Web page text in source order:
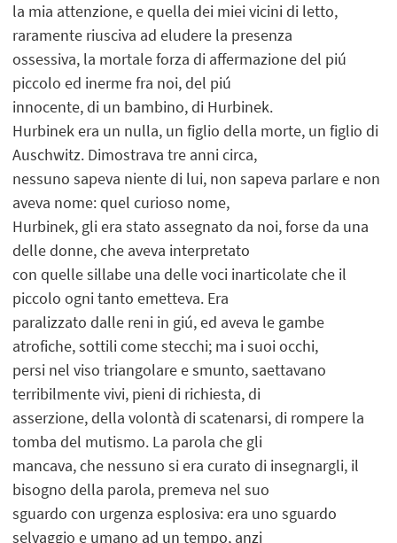
la mia attenzione, e quella dei miei vicini di letto,
raramente riusciva ad eludere la presenza
ossessiva, la mortale forza di affermazione del piú
piccolo ed inerme fra noi, del piú
innocente, di un bambino, di Hurbinek.
Hurbinek era un nulla, un figlio della morte, un figlio di
Auschwitz. Dimostrava tre anni circa,
nessuno sapeva niente di lui, non sapeva parlare e non
aveva nome: quel curioso nome,
Hurbinek, gli era stato assegnato da noi, forse da una
delle donne, che aveva interpretato
con quelle sillabe una delle voci inarticolate che il
piccolo ogni tanto emetteva. Era
paralizzato dalle reni in giú, ed aveva le gambe
atrofiche, sottili come stecchi; ma i suoi occhi,
persi nel viso triangolare e smunto, saettavano
terribilmente vivi, pieni di richiesta, di
asserzione, della volontà di scatenarsi, di rompere la
tomba del mutismo. La parola che gli
mancava, che nessuno si era curato di insegnargli, il
bisogno della parola, premeva nel suo
sguardo con urgenza esplosiva: era uno sguardo
selvaggio e umano ad un tempo, anzi